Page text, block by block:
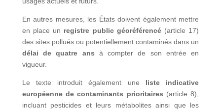
En autres mesures, les États doivent également mettre
en place un registre public géoréférencé (article 17)
des sites pollués ou potentiellement contaminés dans un
délai de quatre ans à compter de son entrée en
vigueur.
Le texte introduit également une liste indicative
européenne de contaminants prioritaires (article 8),
incluant pesticides et leurs métabolites ainsi que les